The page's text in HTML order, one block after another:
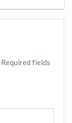
Required fields